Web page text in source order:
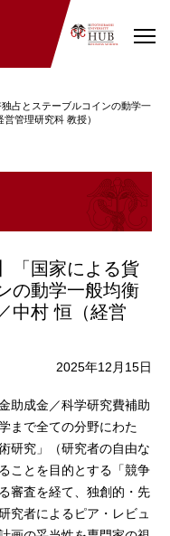
占とステーブルコインの動学一
管理研究科 教授）
「国家による貨
の動学一般均衡
中村 恒（経営
2025年12月15日
助成金／科学研究費補助
まで全ての分野にわた
研究」（研究者の自由な
ことを目的とする「競争
審査を経て、独創的・先
究者によるピア・レビュ